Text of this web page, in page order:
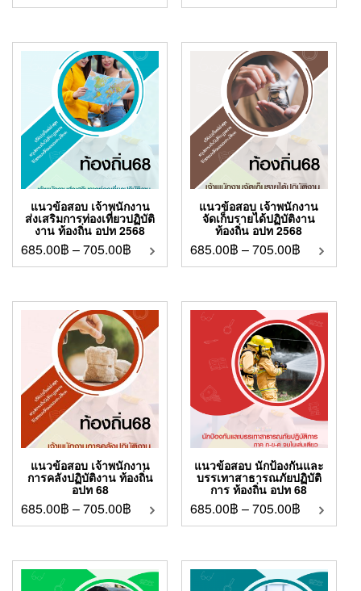
แนวข้อสอบ เจ้าพนักงาน
ส่งเสริมการท่องเที่ยวปฏิบัติ
งาน ท้องถิ่น อปท 2568
685.00฿ –705.00฿
แนวข้อสอบ เจ้าพนักงาน
จัดเก็บรายได้ปฏิบัติงาน
ท้องถิ่น อปท 2568
685.00฿ –705.00฿
แนวข้อสอบ เจ้าพนักงาน
การคลังปฏิบัติงาน ท้องถิ่น
อปท 68
685.00฿ –705.00฿
แนวข้อสอบ นักป้องกันและ
บรรเทาสาธารณภัยปฏิบัติ
การ ท้องถิ่น อปท 68
685.00฿ –705.00฿